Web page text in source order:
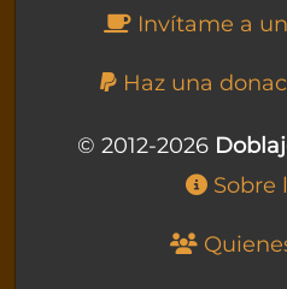
Invítame a
Haz una
© 2012-2026
Sobre